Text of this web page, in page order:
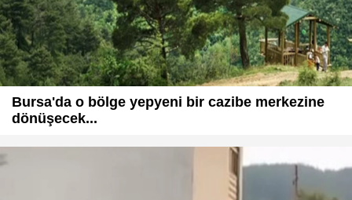
Bursa'da o bölge yepyeni bir cazibe merkezine
dönüşecek...